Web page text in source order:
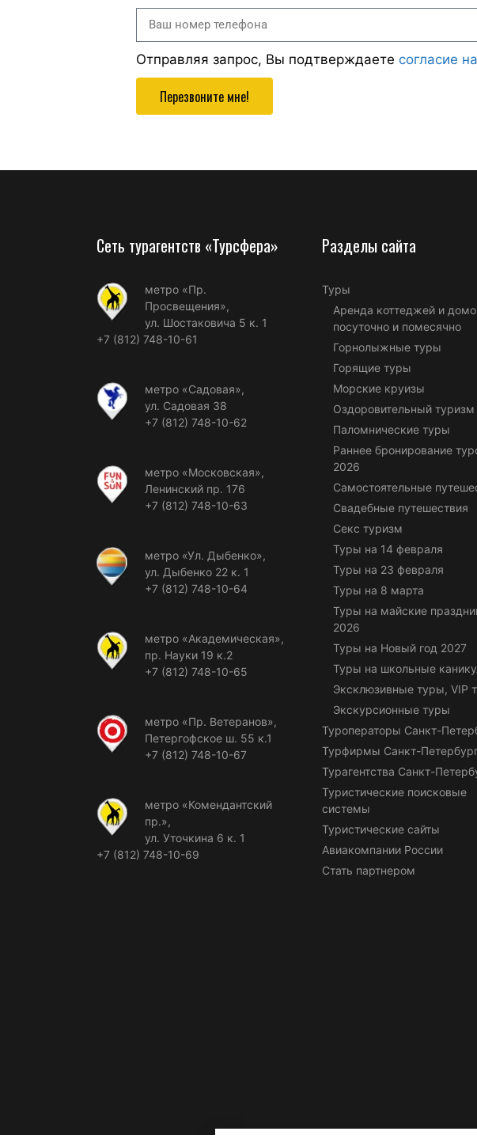
Отправляя запрос, Вы подтверждаете согласие
Перезвоните мне!
Сеть турагентств «Турсфера»
метро «Пр.
Просвещения»,
ул. Шостаковича 5 к. 1
+7 (812) 748-10-61
метро «Садовая»,
ул. Садовая 38
+7 (812) 748-10-62
метро «Московская»,
Ленинский пр. 176
+7 (812) 748-10-63
метро «Ул. Дыбенко»,
ул. Дыбенко 22 к. 1
+7 (812) 748-10-64
метро «Академическая»,
пр. Науки 19 к.2
+7 (812) 748-10-65
метро «Пр. Ветеранов»,
Петергофское ш. 55 к.1
+7 (812) 748-10-67
метро «Комендантский
пр.»,
ул. Уточкина 6 к. 1
+7 (812) 748-10-69
Разделы сайта
Туры
Аренда коттеджей и
посуточно и помесячно
Горнолыжные туры
Горящие туры
Морские круизы
Оздоровительный туризм
Паломнические туры
Раннее бронирование
2026
Самостоятельные
Свадебные путешествия
Секс туризм
Туры на 14 февраля
Туры на 23 февраля
Туры на 8 марта
Туры на майские
2026
Туры на Новый год 2027
Туры на школьные
Эксклюзивные туры, VIP
Экскурсионные туры
Туроператоры Санкт-
Турфирмы Санкт-
Турагентства Санкт-
Туристические поисковые
системы
Туристические сайты
Авиакомпании России
Стать партнером